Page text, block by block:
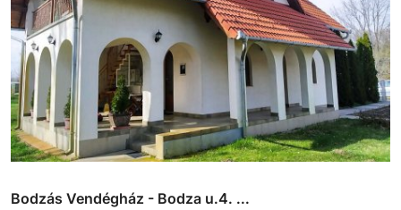
Bodzás Vendégház - Bodza u.4. ...